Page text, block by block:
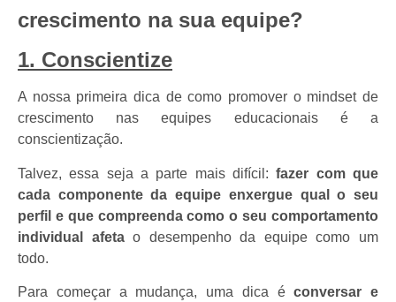
crescimento na sua equipe?
1. Conscientize
A nossa primeira dica de como promover o mindset de
crescimento nas equipes educacionais é a
conscientização.
Talvez, essa seja a parte mais difícil: fazer com que
cada componente da equipe enxergue qual o seu
perfil e que compreenda como o seu comportamento
individual afetao desempenho da equipe como um
todo.
Para começar a mudança, uma dica éconversar e